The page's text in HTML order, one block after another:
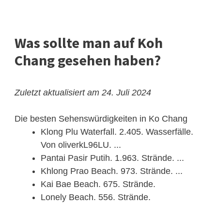
Was sollte man auf Koh
Chang gesehen haben?
Zuletzt aktualisiert am 24. Juli 2024
Die besten Sehenswürdigkeiten in Ko Chang
Klong Plu Waterfall. 2.405. Wasserfälle.
Von oliverkL96LU. ...
Pantai Pasir Putih. 1.963. Strände. ...
Khlong Prao Beach. 973. Strände. ...
Kai Bae Beach. 675. Strände.
Lonely Beach. 556. Strände.